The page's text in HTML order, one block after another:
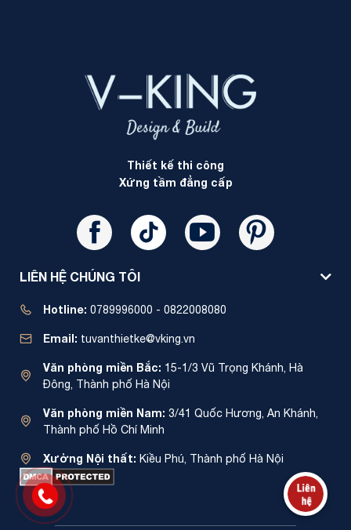
Thiết kế thi công
Xứng tầm đẳng cấp
LIÊN HỆ CHÚNG TÔI
Hotline: 0789996000 - 0822008080
Email: tuvanthietke@vking.vn
Văn phòng miền Bắc: 15-1/3 Vũ Trọng Khánh, Hà
Đông, Thành phố Hà Nội
Văn phòng miền Nam: 3/41 Quốc Hương, An Khánh,
Thành phố Hồ Chí Minh
Xưởng Nội thất: Kiều Phú, Thành phố Hà Nội